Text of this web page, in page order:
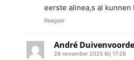
eerste alinea,s al kunnen
Reageer
André Duivenvoorde
28 november 2025 Bij 17:28